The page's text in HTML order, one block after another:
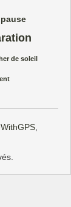
pause
de soleil